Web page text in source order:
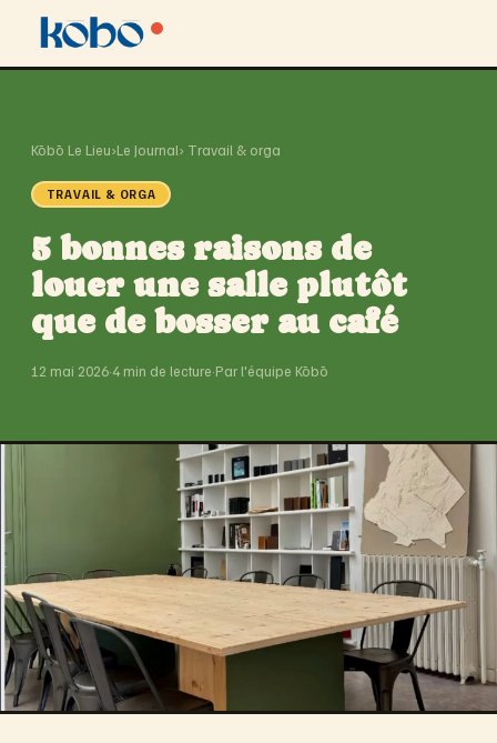
Kōbō Le Lieu›Le Journal› Travail & orga
TRAVAIL & ORGA
5 bonnes raisons de
louer une salle plutôt
que de bosser au café
12 mai 2026·4 min de lecture·Par l'équipe Kōbō